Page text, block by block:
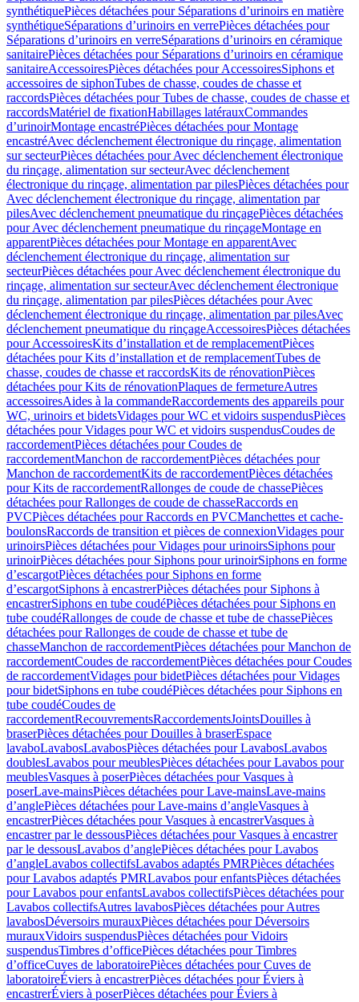
synthétiquePièces détachées pour Séparations d’urinoirs en matière
synthétiqueSéparations d’urinoirs en verrePièces détachées pour
Séparations d’urinoirs en verreSéparations d’urinoirs en céramique
sanitairePièces détachées pour Séparations d’urinoirs en céramique
sanitaireAccessoiresPièces détachées pour AccessoiresSiphons et
accessoires de siphonTubes de chasse, coudes de chasse et
raccordsPièces détachées pour Tubes de chasse, coudes de chasse et
raccordsMatériel de fixationHabillages latérauxCommandes
dʼurinoirMontage encastréPièces détachées pour Montage
encastréAvec déclenchement électronique du rinçage, alimentation
sur secteurPièces détachées pour Avec déclenchement électronique
du rinçage, alimentation sur secteurAvec déclenchement
électronique du rinçage, alimentation par pilesPièces détachées pour
Avec déclenchement électronique du rinçage, alimentation par
pilesAvec déclenchement pneumatique du rinçagePièces détachées
pour Avec déclenchement pneumatique du rinçageMontage en
apparentPièces détachées pour Montage en apparentAvec
déclenchement électronique du rinçage, alimentation sur
secteurPièces détachées pour Avec déclenchement électronique du
rinçage, alimentation sur secteurAvec déclenchement électronique
du rinçage, alimentation par pilesPièces détachées pour Avec
déclenchement électronique du rinçage, alimentation par pilesAvec
déclenchement pneumatique du rinçageAccessoiresPièces détachées
pour AccessoiresKits d’installation et de remplacementPièces
détachées pour Kits d’installation et de remplacementTubes de
chasse, coudes de chasse et raccordsKits de rénovationPièces
détachées pour Kits de rénovationPlaques de fermetureAutres
accessoiresAides à la commandeRaccordements des appareils pour
WC, urinoirs et bidetsVidages pour WC et vidoirs suspendusPièces
détachées pour Vidages pour WC et vidoirs suspendusCoudes de
raccordementPièces détachées pour Coudes de
raccordementManchon de raccordementPièces détachées pour
Manchon de raccordementKits de raccordementPièces détachées
pour Kits de raccordementRallonges de coude de chassePièces
détachées pour Rallonges de coude de chasseRaccords en
PVCPièces détachées pour Raccords en PVCManchettes et cache-
boulonsRaccords de transition et pièces de connexionVidages pour
urinoirsPièces détachées pour Vidages pour urinoirsSiphons pour
urinoirPièces détachées pour Siphons pour urinoirSiphons en forme
d’escargotPièces détachées pour Siphons en forme
d’escargotSiphons à encastrerPièces détachées pour Siphons à
encastrerSiphons en tube coudéPièces détachées pour Siphons en
tube coudéRallonges de coude de chasse et tube de chassePièces
détachées pour Rallonges de coude de chasse et tube de
chasseManchon de raccordementPièces détachées pour Manchon de
raccordementCoudes de raccordementPièces détachées pour Coudes
de raccordementVidages pour bidetPièces détachées pour Vidages
pour bidetSiphons en tube coudéPièces détachées pour Siphons en
tube coudéCoudes de
raccordementRecouvrementsRaccordementsJointsDouilles à
braserPièces détachées pour Douilles à braserEspace
lavaboLavabosLavabosPièces détachées pour LavabosLavabos
doublesLavabos pour meublesPièces détachées pour Lavabos pour
meublesVasques à poserPièces détachées pour Vasques à
poserLave-mainsPièces détachées pour Lave-mainsLave-mains
d’anglePièces détachées pour Lave-mains d’angleVasques à
encastrerPièces détachées pour Vasques à encastrerVasques à
encastrer par le dessousPièces détachées pour Vasques à encastrer
par le dessousLavabos d’anglePièces détachées pour Lavabos
d’angleLavabos collectifsLavabos adaptés PMRPièces détachées
pour Lavabos adaptés PMRLavabos pour enfantsPièces détachées
pour Lavabos pour enfantsLavabos collectifsPièces détachées pour
Lavabos collectifsAutres lavabosPièces détachées pour Autres
lavabosDéversoirs murauxPièces détachées pour Déversoirs
murauxVidoirs suspendusPièces détachées pour Vidoirs
suspendusTimbres dʼofficePièces détachées pour Timbres
dʼofficeCuves de laboratoirePièces détachées pour Cuves de
laboratoireÉviers à encastrerPièces détachées pour Éviers à
encastrerÉviers à poserPièces détachées pour Éviers à